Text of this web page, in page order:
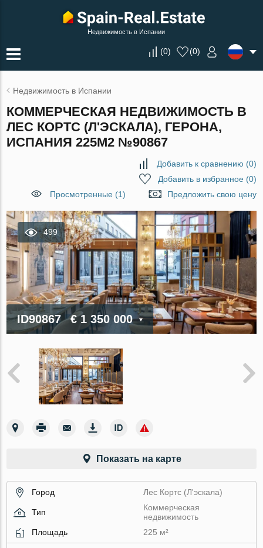
Недвижимость в Испании
(0) (0)
Недвижимость в Испании
КОММЕРЧЕСКАЯ НЕДВИЖИМОСТЬ В
ЛЕС КОРТС (Л'ЭСКАЛА), ГЕРОНА,
ИСПАНИЯ 225М2 №90867
Добавить к сравнению (0)
Добавить в избранное(0)
Просмотренные (1)
Предложить свою цену
499
ID90867 € 1 350 000
Показать на карте
Город Лес Кортс (Л'эскала)
Тип
Коммерческая
недвижимость
Площадь
225 м²